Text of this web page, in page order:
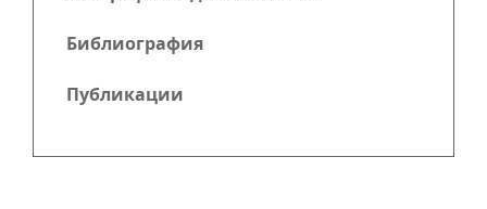
Библиография
Публикации